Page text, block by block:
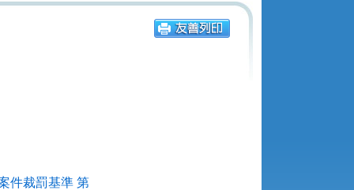
件裁罰基準 第